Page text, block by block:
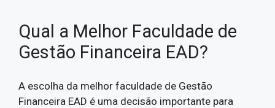
Qual a Melhor Faculdade de
Gestão Financeira EAD?
A escolha da melhor faculdade de Gestão
Financeira EAD é uma decisão importante para